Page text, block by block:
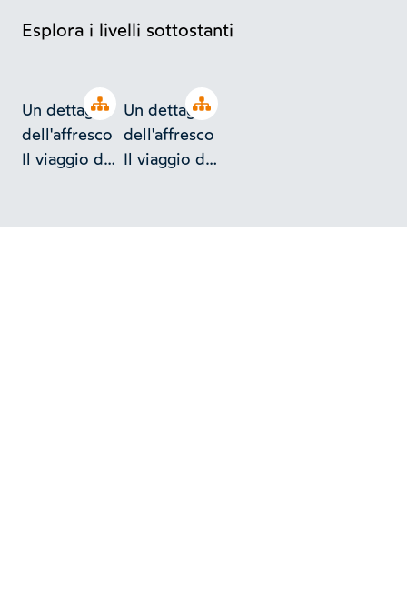
Esplora i livelli sottostanti
Open tree
Un dettaglio
dell'affresco
Il viaggio dei
Gozzoli) -
Open tree
Un dettaglio
dell'affresco
Il viaggio dei
Gozzoli) -